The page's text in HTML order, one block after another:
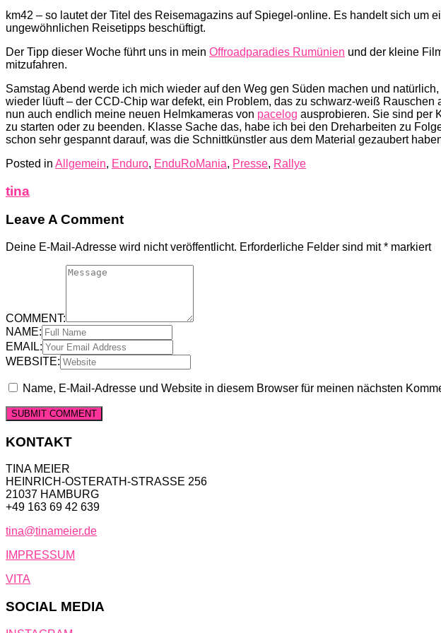
km42 – so lautet der Titel des Reisemagazins auf Spiegel-online. Es handelt sich
ungewöhnlichen Reisetipps beschüftigt.
Der Tipp dieser Woche führt uns in mein Offroadparadies Rumünien und der kleine
mitzufahren.
Samstag Abend werde ich mich wieder auf den Weg gen Süden machen und
wieder lüuft – der CCD-Chip war defekt, ein Problem, das zu schwarz-weiß
nun auch endlich meine neuen Helmkameras von pacelog ausprobieren. Sie sind per
zu starten oder zu beenden. Klasse Sache das, habe ich bei den Dreharbeiten zu
schon sehr gespannt darauf, was die Schnittkünstler aus dem Material gezaubert
Posted in Allgemein, Enduro, EnduRoMania, Presse, Rallye
tina
Leave A Comment
Deine E-Mail-Adresse wird nicht veröffentlicht. Erforderliche Felder sind mit* markiert
COMMENT:
NAME:
EMAIL:
WEBSITE:
Name, E-Mail-Adresse und Website in diesem Browser für meinen nächsten
KONTAKT
TINA MEIER
HEINRICH-OSTERATH-STRASSE 256
21037 HAMBURG
+49 163 69 42 639
tina@tinameier.de
IMPRESSUM
VITA
SOCIAL MEDIA